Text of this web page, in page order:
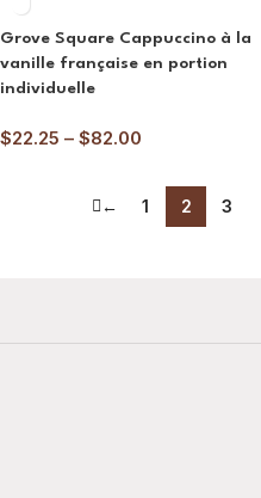
Grove Square Cappuccino à la
vanille française en portion
individuelle
$22.25 – $82.00
← 1 2 3